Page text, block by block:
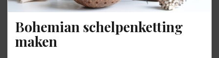
Bohemian schelpenketting
maken